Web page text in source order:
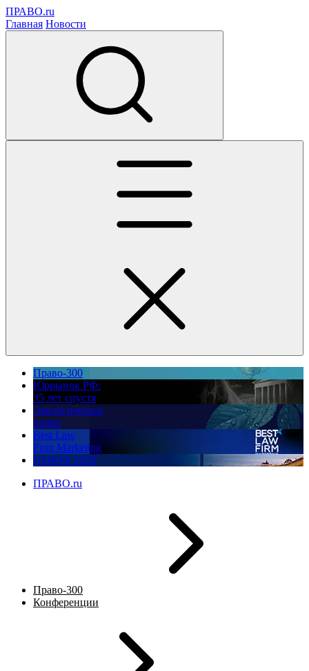
ПРАВО.ru
Главная Новости
Право-300
Юррынок РФ:
35 лет спустя
Экологическое
право
Best Law
Firm Marketing
ПМЮФ 2026
ПРАВО.ru
Право-300
Конференции